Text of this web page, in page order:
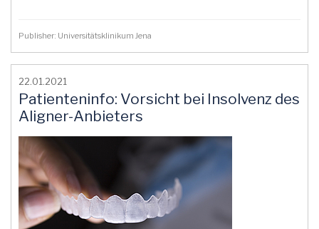
Publisher: Universitätsklinikum Jena
22.01.2021
Patienteninfo: Vorsicht bei Insolvenz des
Aligner-Anbieters